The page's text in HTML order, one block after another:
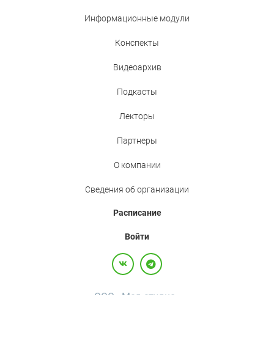
Информационные модули
Конспекты
Видеоархив
Подкасты
Лекторы
Партнеры
О компании
Сведения об организации
Расписание
Войти
ООО «Мед.студио»